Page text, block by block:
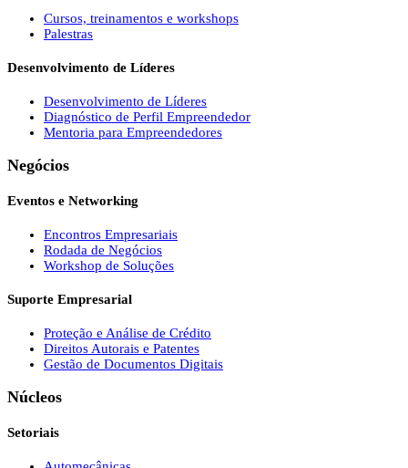
Cursos, treinamentos e workshops
Palestras
Desenvolvimento de Líderes
Desenvolvimento de Líderes
Diagnóstico de Perfil Empreendedor
Mentoria para Empreendedores
Negócios
Eventos e Networking
Encontros Empresariais
Rodada de Negócios
Workshop de Soluções
Suporte Empresarial
Proteção e Análise de Crédito
Direitos Autorais e Patentes
Gestão de Documentos Digitais
Núcleos
Setoriais